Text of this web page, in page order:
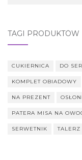
TAGI PRODUKTÓW
CUKIERNICA DO
KOMPLET OBIADOWY
NA PREZENT
PATERA MISA NA
SERWETNIK TALERZ